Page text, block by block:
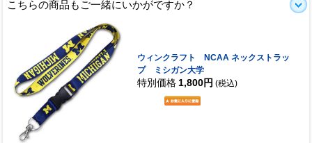
こちらの商品もご一緒にいかがですか？
ウィンクラフト NCAA ネックストラッ
プ ミシガン大学
特別価格 1,800円 (税込)